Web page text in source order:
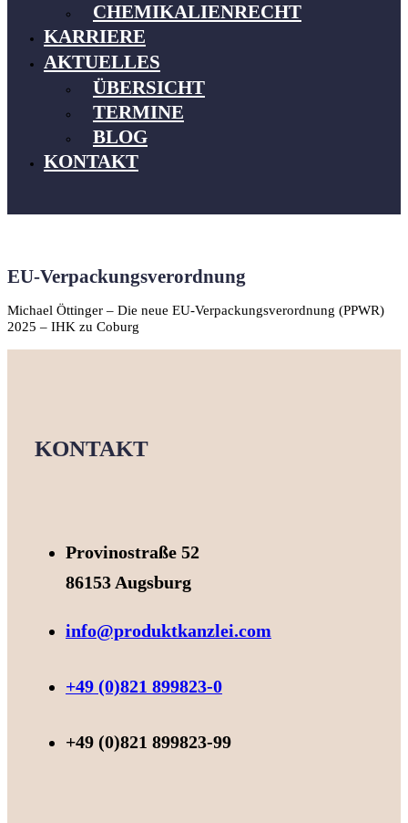
CHEMIKALIENRECHT
KARRIERE
AKTUELLES
ÜBERSICHT
TERMINE
BLOG
KONTAKT
EU-Verpackungsverordnung
Michael Öttinger – Die neue EU-Verpackungsverordnung (PPWR)
2025 – IHK zu Coburg
KONTAKT
Provinostraße 52
86153 Augsburg
info@produktkanzlei.com
+49 (0)821 899823-0
+49 (0)821 899823-99